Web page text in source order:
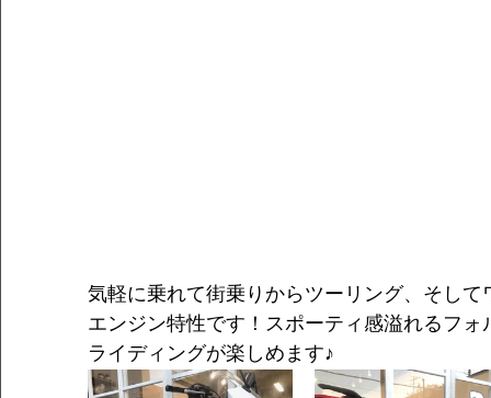
気軽に乗れて街乗りからツーリング、そし
エンジン特性です！スポーティ感溢れるフ
ライディングが楽しめます♪